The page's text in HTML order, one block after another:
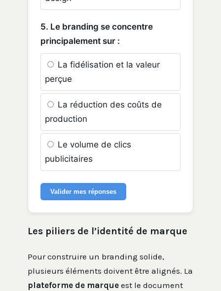
5. Le branding se concentre
principalement sur :
La fidélisation et la valeur
perçue
La réduction des coûts de
production
Le volume de clics
publicitaires
Valider mes réponses
Les piliers de l’identité de marque
Pour construire un branding solide,
plusieurs éléments doivent être alignés. La
plateforme de marque est le document